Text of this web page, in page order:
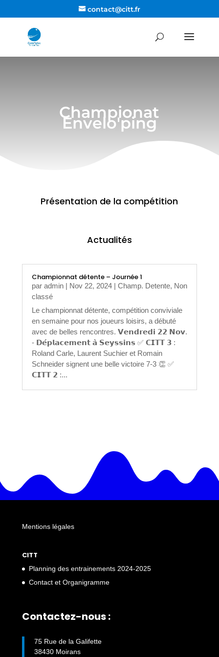
contact@citt.fr
Championat
Envelo'ping
Présentation de la compétition
Actualités
Championnat détente – Journée 1
par admin| Nov 22, 2024| Champ. Detente, Non
classé
Le championnat détente, compétition conviviale
en semaine pour nos joueurs loisirs, a débuté
avec de belles rencontres. 𝗩𝗲𝗻𝗱𝗿𝗲𝗱𝗶 𝟮𝟮 𝗡𝗼𝘃.
- 𝗗𝗲́𝗽𝗹𝗮𝗰𝗲𝗺𝗲𝗻𝘁 𝗮̀ 𝗦𝗲𝘆𝘀𝘀𝗶𝗻𝘀 ✅ 𝗖𝗜𝗧𝗧 𝟯 :
Roland Carle, Laurent Suchier et Romain
Schneider signent une belle victoire 7-3 👏 ✅
𝗖𝗜𝗧𝗧 𝟮 :...
Mentions légales
CITT
Planning des entrainements 2024-2025
Contact et Organigramme
Contactez-nous :
75 Rue de la Galifette
38430 Moirans